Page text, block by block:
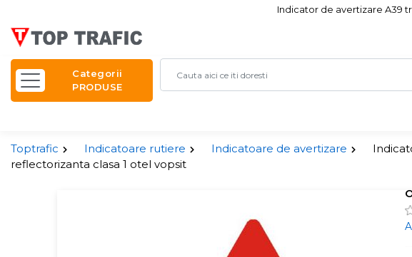
Indicator de avertizare A39
Categorii
PRODUSE
Toptrafic Indicatoare rutiere Indicatoare de avertizare
reflectorizanta clasa 1 otel vopsit